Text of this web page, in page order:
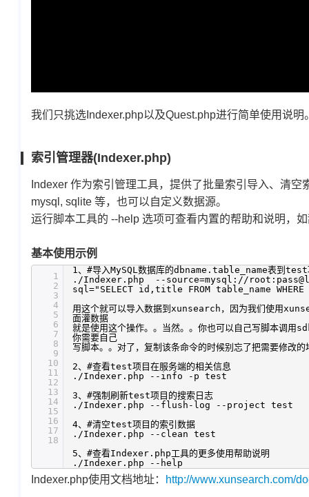
我们只挑选Indexer.php以及Quest.php进行简单使用说
索引管理器(Indexer.php)
Indexer 作为索引管理工具，提供了批量索引导入、清
mysql, sqlite 等，也可以自定义数据源。
运行脚本工具的 --help 选项可查看内置的帮助和说明，
基本使用示例
1
2
3
4
5
6
7
8
9
10
11
12
13
14
15
16
17
18
1、#导入MySQL数据库的dbname.table_name表到test
./Indexer.php --source=mysql://
sql="SELECT id,title FROM table_name
用这个就可以导入数据到xunsearch，因为我们使用
面灌数据
就是使用这个操作。。当然。。你也可以自己写脚本调
你需要自己
写脚本。。对了，复制该条命令的时候别忘了把需要修改
2、#查看test项目在服务端的相关信息
./Indexer.php --info -p test
3、#强制刷新test项目的搜索日志
./Indexer.php --flush-log --project test
4、#清空test项目的索引数据
./Indexer.php --clean test
5、#查看Indexer.php工具的更多使用帮助说明
./Indexer.php --help
Indexer.php使用文档地址： http://www.xunsearch.com/